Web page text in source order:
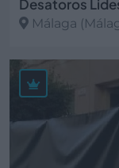
Desatoros
Málaga
Ver más